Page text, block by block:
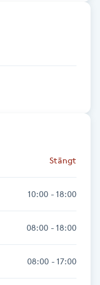
Stängt
10:00 - 18:00
08:00 - 18:00
08:00 - 17:00